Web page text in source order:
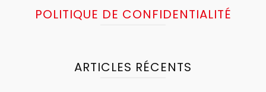
POLITIQUE DE CONFIDENTIALITÉ
ARTICLES RÉCENTS